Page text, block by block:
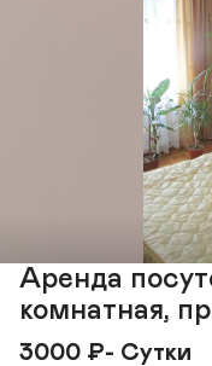
Аренда
комнатная,
3000 ₽- Сутки